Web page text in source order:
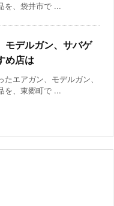
を、袋井市で ...
モデルガン、サバゲ
め店は
エアガン、モデルガン、
を、東郷町で ...